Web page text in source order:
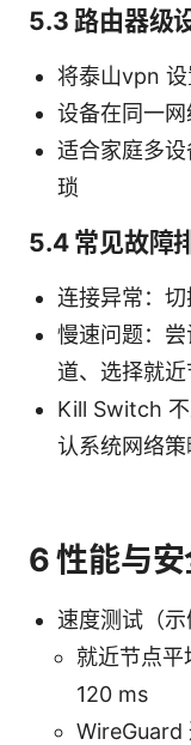
5.3 路由器级
将泰山vpn
设备在同一
适合家庭多
琐
5.4 常见故障
连接异常：
慢速问题：
道、选择就近
Kill Switch
认系统网络
6 性能与
速度测试（示
就近节点
120 ms
WireGuard